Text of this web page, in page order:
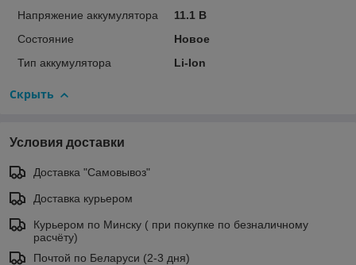
Напряжение аккумулятора
11.1 В
Состояние
Новое
Тип аккумулятора
Li-Ion
Скрыть
Условия доставки
Доставка "Самовывоз"
Доставка курьером
Курьером по Минску ( при покупке по безналичному
расчёту)
Почтой по Беларуси (2-3 дня)